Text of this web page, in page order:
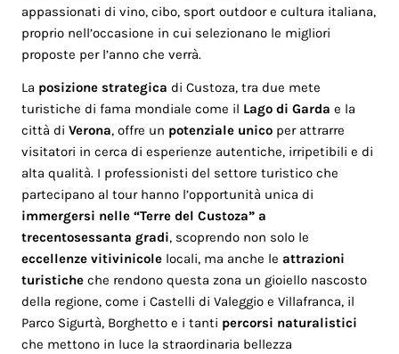
appassionati di vino, cibo, sport outdoor e cultura italiana,
proprio nell’occasione in cui selezionano le migliori
proposte per l’anno che verrà.
La posizione strategica di Custoza, tra due mete
turistiche di fama mondiale come il Lago di Garda e la
città diVerona, offre un potenziale unico per attrarre
visitatori in cerca di esperienze autentiche, irripetibili e di
alta qualità. I professionisti del settore turistico che
partecipano al tour hanno l’opportunità unica di
immergersi nelle “Terre del Custoza” a
trecentosessanta gradi, scoprendo non solo le
eccellenze vitivinicole locali, ma anche leattrazioni
turistiche che rendono questa zona un gioiello nascosto
della regione, come i Castelli di Valeggio e Villafranca, il
Parco Sigurtà, Borghetto e i tanti percorsi naturalistici
che mettono in luce la straordinaria bellezza